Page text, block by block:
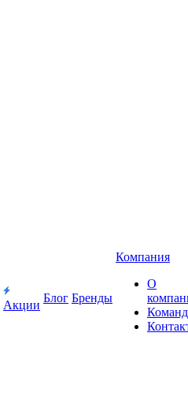
Акции
Блог Бренды
Компания
О